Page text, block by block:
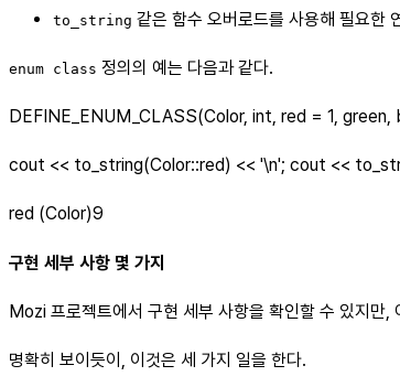
to_string 같은 함수 오버로드를 사용해 필요한
enum class 정의의 예는 다음과 같다.
DEFINE_ENUM_CLASS(Color, int, red = 1, green,
cout << to_string(Color::red) << '\n'; cout <<
red (Color)9
구현 세부 사항 몇 가지
Mozi 프로젝트에서 구현 세부 사항을 확인할 수 있지만,
명확히 보이듯이, 이것은 세 가지 일을 한다.